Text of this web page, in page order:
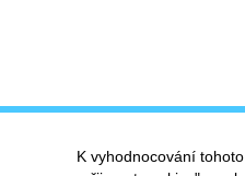
K vyhodnocování